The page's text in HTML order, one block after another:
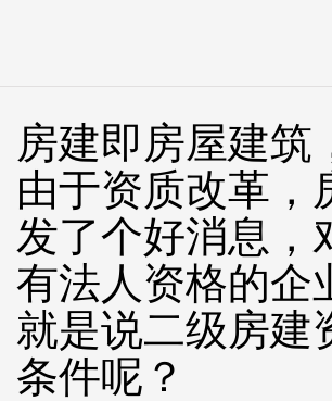
房建即房屋建
由于资质改革，
发了个好消息，
有法人资格的企
就是说二级房建
条件呢？